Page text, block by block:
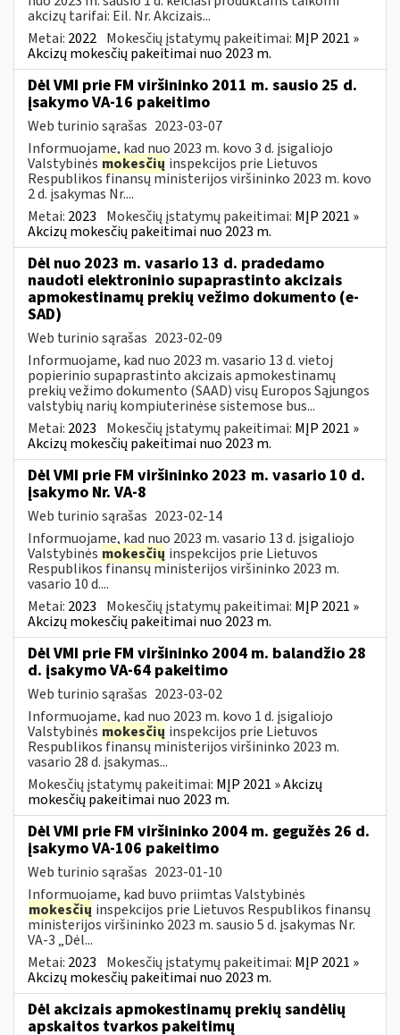
akcizų tarifai: Eil. Nr. Akcizais...
Metai: 2022 Mokesčių įstatymų pakeitimai: MĮP 2021 »
Akcizų mokesčių pakeitimai nuo 2023 m.
Dėl VMI prie FM viršininko 2011 m. sausio 25 d.
įsakymo VA-16 pakeitimo
Web turinio sąrašas 2023-03-07
Informuojame, kad nuo 2023 m. kovo 3 d. įsigaliojo
Valstybinės mokesčių inspekcijos prie Lietuvos
Respublikos finansų ministerijos viršininko 2023 m. kovo
2 d. įsakymas Nr....
Metai: 2023 Mokesčių įstatymų pakeitimai: MĮP 2021 »
Akcizų mokesčių pakeitimai nuo 2023 m.
Dėl nuo 2023 m. vasario 13 d. pradedamo
naudoti elektroninio supaprastinto akcizais
apmokestinamų prekių vežimo dokumento (e-
SAD)
Web turinio sąrašas 2023-02-09
Informuojame, kad nuo 2023 m. vasario 13 d. vietoj
popierinio supaprastinto akcizais apmokestinamų
prekių vežimo dokumento (SAAD) visų Europos Sąjungos
valstybių narių kompiuterinėse sistemose bus...
Metai: 2023 Mokesčių įstatymų pakeitimai: MĮP 2021 »
Akcizų mokesčių pakeitimai nuo 2023 m.
Dėl VMI prie FM viršininko 2023 m. vasario 10 d.
įsakymo Nr. VA-8
Web turinio sąrašas 2023-02-14
Informuojame, kad nuo 2023 m. vasario 13 d. įsigaliojo
Valstybinės mokesčių inspekcijos prie Lietuvos
Respublikos finansų ministerijos viršininko 2023 m.
vasario 10 d....
Metai: 2023 Mokesčių įstatymų pakeitimai: MĮP 2021 »
Akcizų mokesčių pakeitimai nuo 2023 m.
Dėl VMI prie FM viršininko 2004 m. balandžio 28
d. įsakymo VA-64 pakeitimo
Web turinio sąrašas 2023-03-02
Informuojame, kad nuo 2023 m. kovo 1 d. įsigaliojo
Valstybinės mokesčių inspekcijos prie Lietuvos
Respublikos finansų ministerijos viršininko 2023 m.
vasario 28 d. įsakymas...
Mokesčių įstatymų pakeitimai: MĮP 2021 » Akcizų
mokesčių pakeitimai nuo 2023 m.
Dėl VMI prie FM viršininko 2004 m. gegužės 26 d.
įsakymo VA-106 pakeitimo
Web turinio sąrašas 2023-01-10
Informuojame, kad buvo priimtas Valstybinės
mokesčių inspekcijos prie Lietuvos Respublikos finansų
ministerijos viršininko 2023 m. sausio 5 d. įsakymas Nr.
VA-3 „Dėl...
Metai: 2023 Mokesčių įstatymų pakeitimai: MĮP 2021 »
Akcizų mokesčių pakeitimai nuo 2023 m.
Dėl akcizais apmokestinamų prekių sandėlių
apskaitos tvarkos pakeitimų